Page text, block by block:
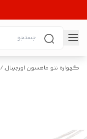
گهواره ننو ماهسون اورجینال./